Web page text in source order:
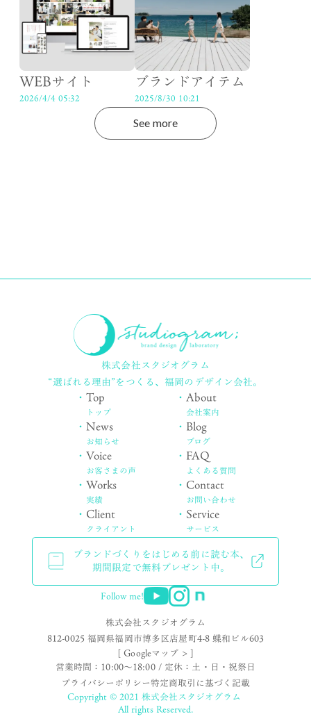
WEBサイト
2026/4/4 05:32
ブランドアイテム
2025/8/30 10:21
See more
株式会社スタジオグラム
“選ばれる理由”をつくる、福岡のデザイン会社。
・Top
トップ
・News
お知らせ
・Voice
お客さまの声
・Works
実績
・ Client
クライアント
・About
会社案内
・ Blog
ブログ
・ FAQ
よくある質問
・ Contact
お問い合わせ
・ Service
サービス
ブランドづくりをはじめる前に読む本、
期間限定で無料プレゼント中。
Follow me!
株式会社スタジオグラム
812-0025 福岡県福岡市博多区店屋町4-8 蝶和ビル603
[ Googleマップ > ]
営業時間：10:00〜18:00 / 定休：土・日・祝祭日
プライバシーポリシー特定商取引に基づく記載
Copyright © 2021 株式会社スタジオグラム
All rights Reserved.